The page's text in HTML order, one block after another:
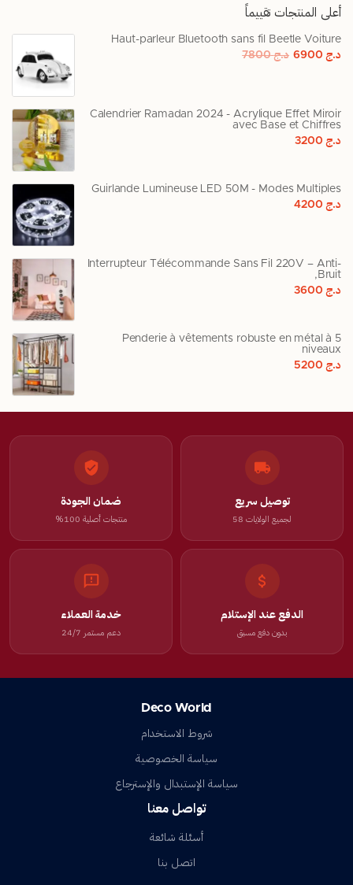
أعلى المنتجات تقييماً
Haut-parleur Bluetooth sans fil Beetle Voiture
د.ج6900 د.ج7800
Calendrier Ramadan 2024 - Acrylique Effet Miroir
avec Base et Chiffres
د.ج3200
Guirlande Lumineuse LED 50M - Modes Multiples
د.ج4200
Interrupteur Télécommande Sans Fil 220V – Anti-
Bruit,
د.ج3600
Penderie à vêtements robuste en métal à 5
niveaux
د.ج5200
توصيل سريع
لجميع الولايات 58
ضمان الجودة
منتجات أصلية 100%
الدفع عند الإستلام
بدون دفع مسبق
خدمة العملاء
دعم مستمر 24/7
Deco World
شروط الاستخدام
سياسة الخصوصية
سياسة الإستبدال والإسترجاع
تواصل معنا
أسئلة شائعة
اتصل بنا